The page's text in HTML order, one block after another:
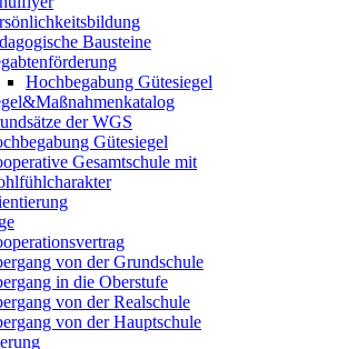
Bausteine
Hochbegabung Gütesiegel
der WGS
Gütesiegel
Gesamtschule mit
von der Grundschule
in die Oberstufe
von der Realschule
von der Hauptschule